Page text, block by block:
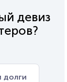
девиз
долги